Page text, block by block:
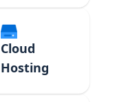
Cloud
Hosting